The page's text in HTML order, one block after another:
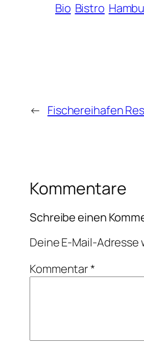
Bio Bistro
← Fischereihafen
Kommentare
Schreibe einen
Deine E-Mail-
Kommentar*